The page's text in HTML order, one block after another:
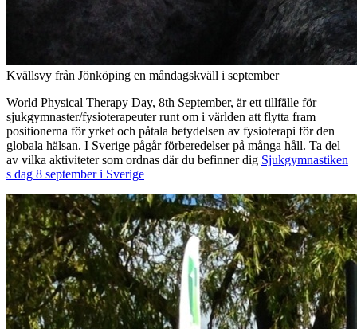
Kvällsvy från Jönköping en måndagskväll i september
World Physical Therapy Day, 8th September, är ett tillfälle för
sjukgymnaster/fysioterapeuter runt om i världen att flytta fram
positionerna för yrket och påtala betydelsen av fysioterapi för den
globala hälsan. I Sverige pågår förberedelser på många håll. Ta del
av vilka aktiviteter som ordnas där du befinner dig Sjukgymnastiken
s dag 8 september i Sverige